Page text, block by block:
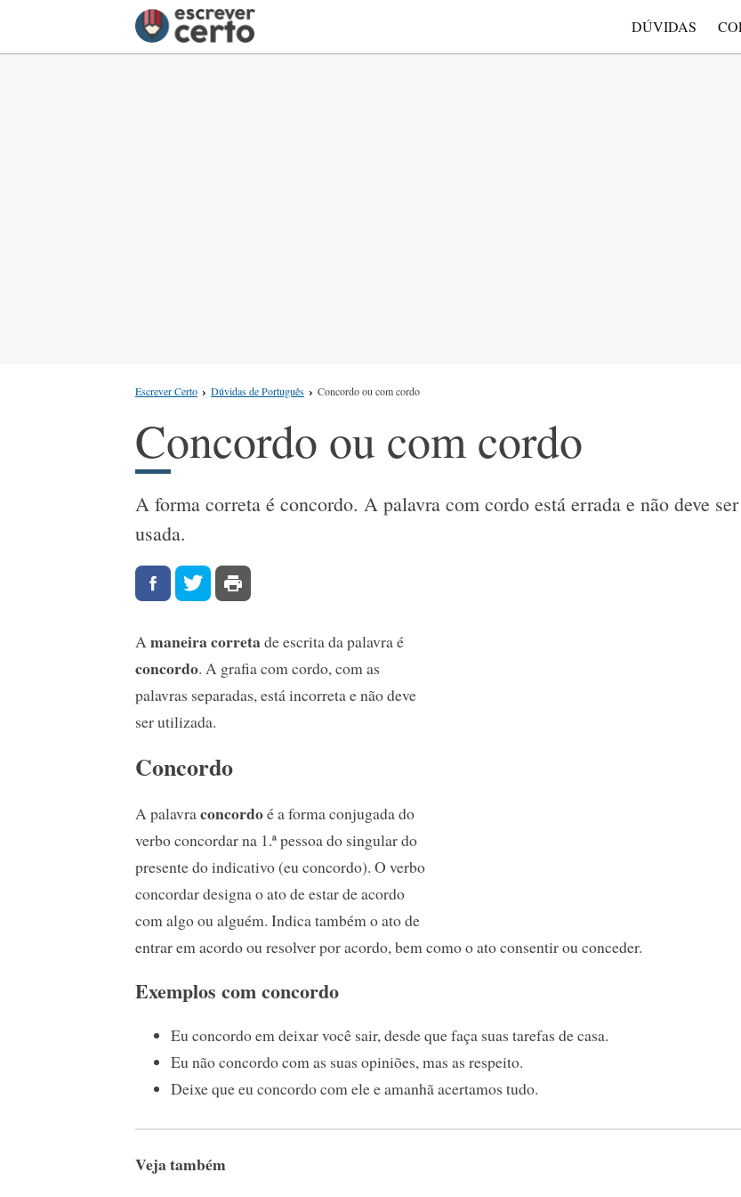
DÚVIDAS
Escrever Certo Dúvidas de Português Concordo ou com cordo
Concordo ou com cordo
A forma correta é concordo. A palavra com cordo está errada e não deve ser
usada.
Amaneira corretade escrita da palavra é
concordo. A grafia com cordo, com as
palavras separadas, está incorreta e não deve
ser utilizada.
Concordo
A palavra concordoé a forma conjugada do
verbo concordar na 1.ª pessoa do singular do
presente do indicativo (eu concordo). O verbo
concordar designa o ato de estar de acordo
com algo ou alguém. Indica também o ato de
entrar em acordo ou resolver por acordo, bem como o ato consentir ou conceder.
Exemplos com concordo
Eu concordo em deixar você sair, desde que faça suas tarefas de casa.
Eu não concordo com as suas opiniões, mas as respeito.
Deixe que eu concordo com ele e amanhã acertamos tudo.
Veja também